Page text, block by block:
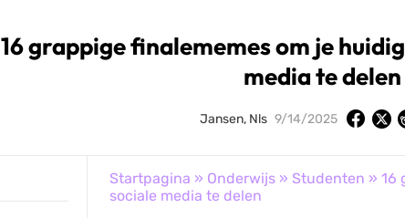
16 grappige finalememes om je
media te delen
Jansen, Nls 9/14/2025
Startpagina » Onderwijs» Studenten » 16
sociale media te delen